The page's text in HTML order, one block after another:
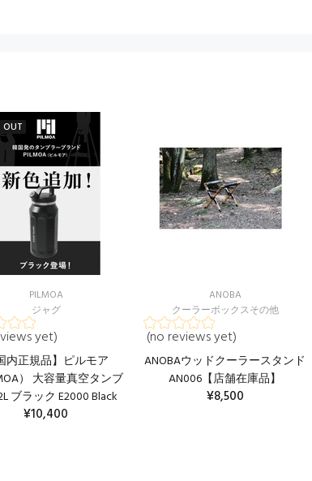
OUT
PILMOA
ジャグ
yet)
内正規品】ピルモア
） 大容量真空タンブ
ブラック E2000 Black
¥10,400
ANOBA
クーラーボックスその他
(no reviews yet)
ANOBAウッドクーラースタンド
AN006【店舗在庫品】
¥8,500